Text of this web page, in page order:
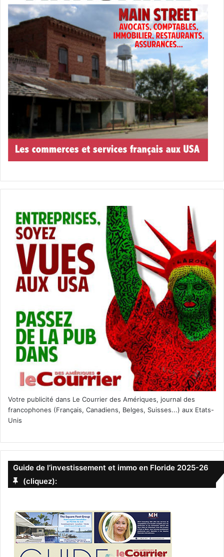
Votre publicité dans Le Courrier des Amériques, journal des
francophones (Français, Canadiens, Belges, Suisses...) aux Etats-
Unis
Guide de l’investissement et immo en Floride 2025-26
(cliquez):